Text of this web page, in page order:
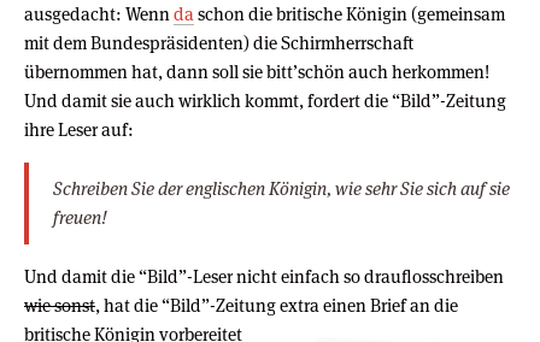
ausgedacht: Wenn da schon die britische Königin (gemeinsam
mit dem Bundespräsidenten) die Schirmherrschaft
übernommen hat, dann soll sie bitt’schön auch herkommen!
Und damit sie auch wirklich kommt, fordert die “Bild”-Zeitung
ihre Leser auf:
Schreiben Sie der englischen Königin, wie sehr Sie sich auf sie
freuen!
Und damit die “Bild”-Leser nicht einfach so drauflosschreiben
wie sonst, hat die “Bild”-Zeitung extra einen Brief an die
britischeKönigin vorbereitet